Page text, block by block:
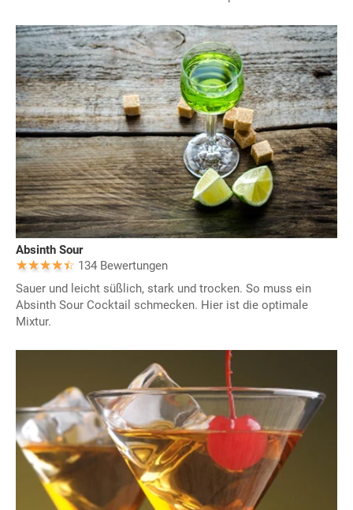
Absinth Sour
134 Bewertungen
Sauer und leicht süßlich, stark und trocken. So muss ein
Absinth Sour Cocktail schmecken. Hier ist die optimale
Mixtur.